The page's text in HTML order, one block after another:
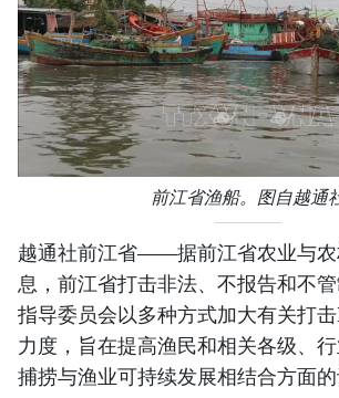
前江省渔船。图自越通
越通社前江省——据前江省农业与农
息，前江省打击非法、不报告和不
指导委员会以多种方式加大有关打
力度，旨在提高渔民和相关各级、
捕捞与渔业可持续发展相结合方面的